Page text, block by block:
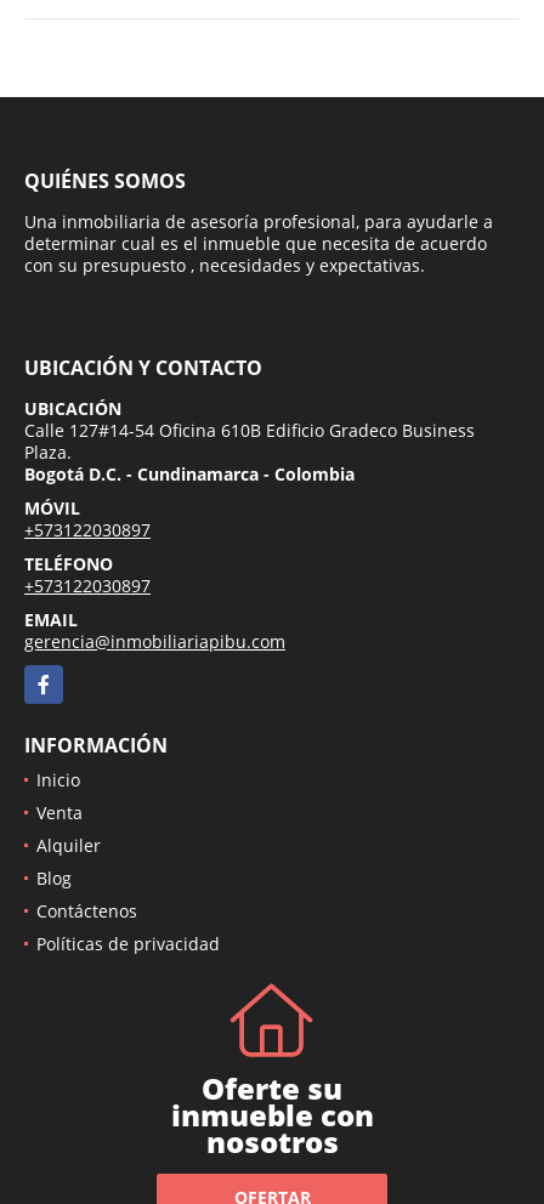
QUIÉNES SOMOS
Una inmobiliaria de asesoría profesional, para ayudarle a
determinar cual es el inmueble que necesita de acuerdo
con su presupuesto , necesidades y expectativas.
UBICACIÓN Y CONTACTO
UBICACIÓN
Calle 127#14-54 Oficina 610B Edificio Gradeco Business
Plaza.
Bogotá D.C. - Cundinamarca - Colombia
MÓVIL
+573122030897
TELÉFONO
+573122030897
EMAIL
gerencia@inmobiliariapibu.com
Facebook
INFORMACIÓN
Inicio
Venta
Alquiler
Blog
Contáctenos
Políticas de privacidad
Oferte su
inmueble con
nosotros
OFERTAR